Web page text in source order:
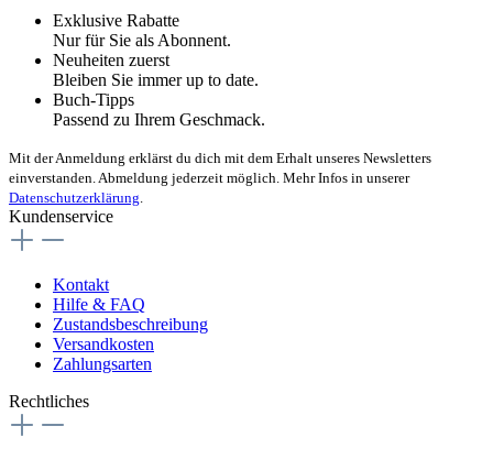
Exklusive Rabatte
Nur für Sie als Abonnent.
Neuheiten zuerst
Bleiben Sie immer up to date.
Buch-Tipps
Passend zu Ihrem Geschmack.
Mit der Anmeldung erklärst du dich mit dem Erhalt unseres Newsletters
einverstanden. Abmeldung jederzeit möglich. Mehr Infos in unserer
Datenschutzerklärung.
Kundenservice
Kontakt
Hilfe & FAQ
Zustandsbeschreibung
Versandkosten
Zahlungsarten
Rechtliches